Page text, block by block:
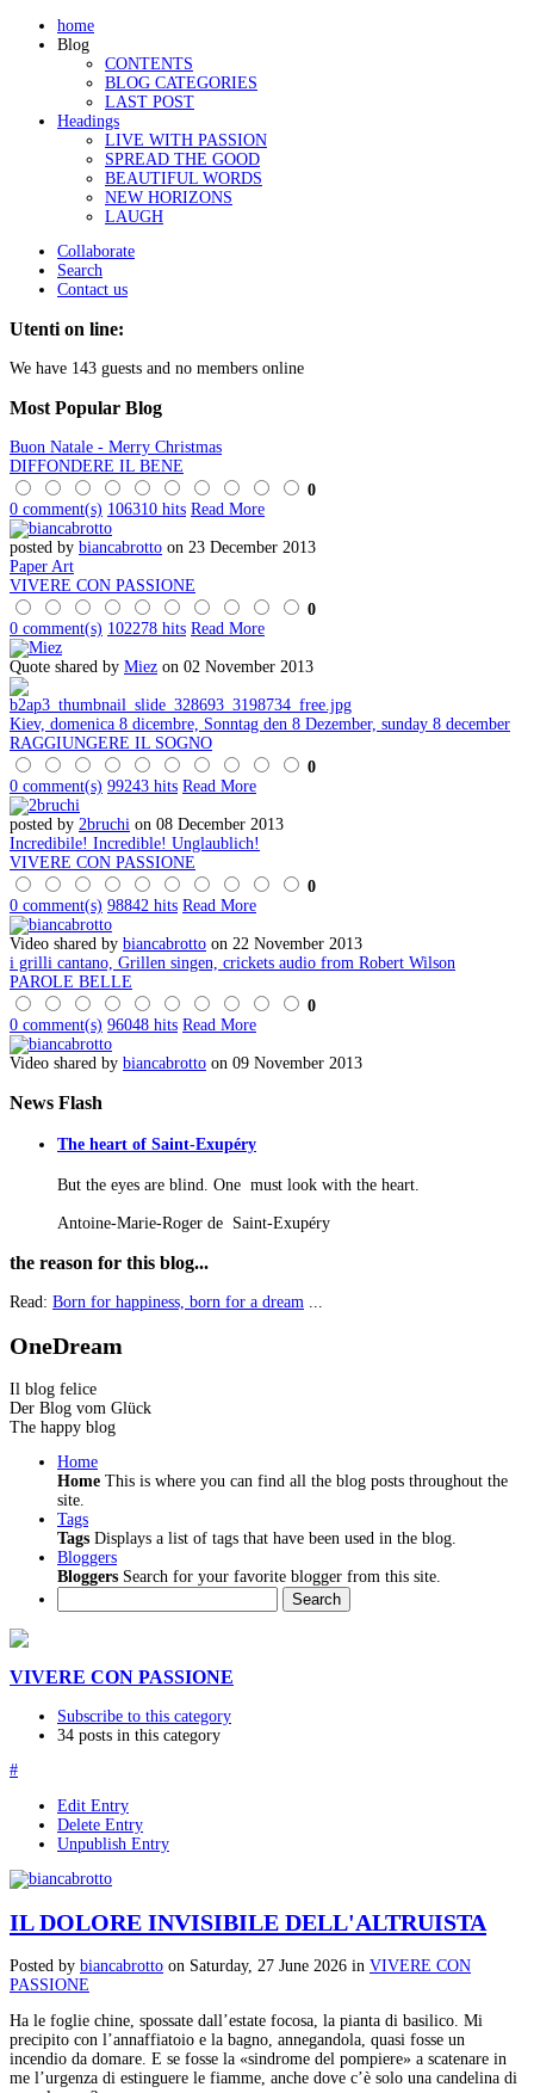
home
Blog
CONTENTS
BLOG CATEGORIES
LAST POST
Headings
LIVE WITH PASSION
SPREAD THE GOOD
BEAUTIFUL WORDS
NEW HORIZONS
LAUGH
Collaborate
Search
Contact us
Utenti on line:
We have 143 guests and no members online
Most Popular Blog
Buon Natale - Merry Christmas
DIFFONDERE IL BENE
0
0 comment(s) 106310 hits Read More
posted by biancabrotto on 23 December 2013
Paper Art
VIVERE CON PASSIONE
0
0 comment(s) 102278 hits Read More
Quote shared by Miez on 02 November 2013
Kiev, domenica 8 dicembre, Sonntag den 8 Dezember, sunday 8 december
RAGGIUNGERE IL SOGNO
0
0 comment(s) 99243 hits Read More
posted by 2bruchi on 08 December 2013
Incredibile! Incredible! Unglaublich!
VIVERE CON PASSIONE
0
0 comment(s) 98842 hits Read More
Video shared by biancabrotto on 22 November 2013
i grilli cantano, Grillen singen, crickets audio from Robert Wilson
PAROLE BELLE
0
0 comment(s) 96048 hits Read More
Video shared by biancabrotto on 09 November 2013
News Flash
The heart of Saint-Exupéry
But the eyes are blind. One must look with the heart.
Antoine-Marie-Roger de Saint-Exupéry
the reason for this blog...
Read: Born for happiness, born for a dream
OneDream
Il blog felice
Der Blog vom Glück
The happy blog
Home
Home This is where you can find all the blog posts throughout the
site.
Tags
Tags Displays a list of tags that have been used in the blog.
Bloggers
Bloggers Search for your favorite blogger from this site.
Search
VIVERE CON PASSIONE
Subscribe to this category
34 posts in this category
#
Edit Entry
Delete Entry
Unpublish Entry
IL DOLORE INVISIBILE DELL'ALTRUISTA
Posted by biancabrotto on Saturday, 27 June 2026 in VIVERE CON
PASSIONE
Ha le foglie chine, spossate dall’estate focosa, la pianta di basilico. Mi
precipito con l’annaffiatoio e la bagno, annegandola, quasi fosse un
incendio da domare. E se fosse la «sindrome del pompiere» a scatenare in
me l’urgenza di estinguere le fiamme, anche dove c’è solo una candelina di